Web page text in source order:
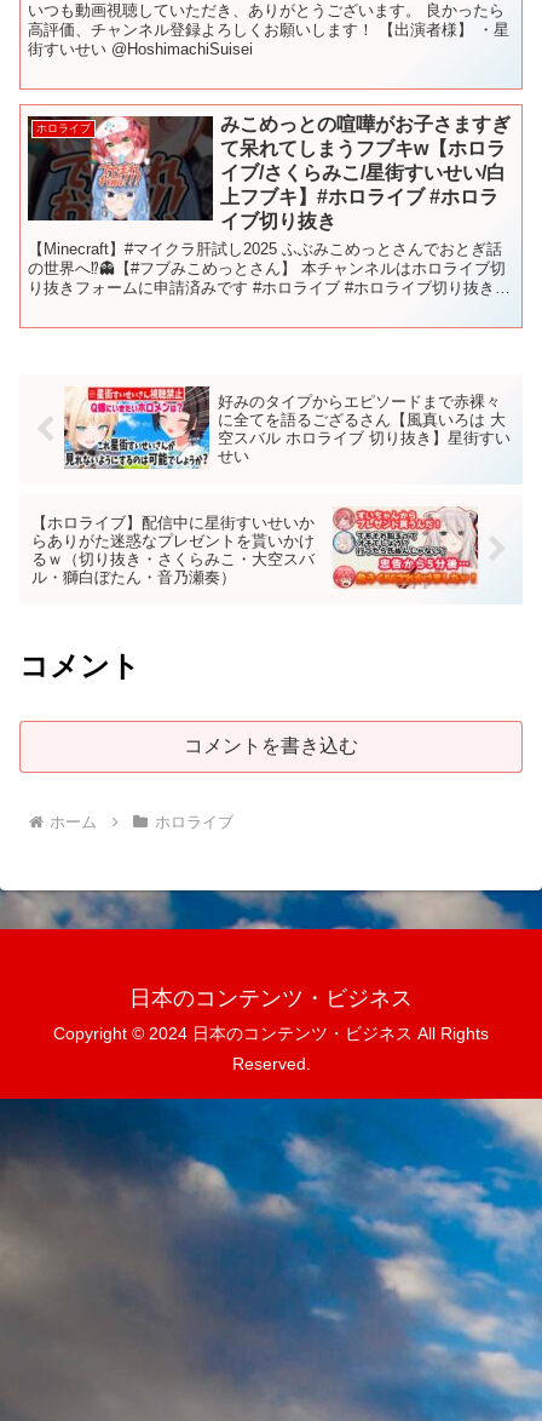
いつも動画視聴していただき、ありがとうございます。 良かったら
高評価、チャンネル登録よろしくお願いします！ 【出演者様】 ・星
街すいせい @HoshimachiSuisei
ホロライブ
みこめっとの喧嘩がお子さますぎ
て呆れてしまうフブキw【ホロラ
イブ/さくらみこ/星街すいせい/白
上フブキ】#ホロライブ #ホロラ
イブ切り抜き
【Minecraft】#マイクラ肝試し2025 ふぶみこめっとさんでおとぎ話
の世界へ⁉👻【#フブみこめっとさん】 本チャンネルはホロライブ切
り抜きフォームに申請済みです #ホロライブ #ホロライブ切り抜き
好みのタイプからエピソードまで赤裸々
に全てを語るござるさん【風真いろは 大
空スバル ホロライブ 切り抜き】星街すい
せい
【ホロライブ】配信中に星街すいせいか
らありがた迷惑なプレゼントを貰いかけ
るｗ（切り抜き・さくらみこ・大空スバ
ル・獅白ぼたん・音乃瀬奏）
コメント
コメントを書き込む
ホーム ホロライブ
日本のコンテンツ・ビジネス
Copyright © 2024 日本のコンテンツ・ビジネス All Rights
Reserved.